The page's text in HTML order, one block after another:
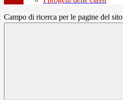
Campo di ricerca per le pagine del sito